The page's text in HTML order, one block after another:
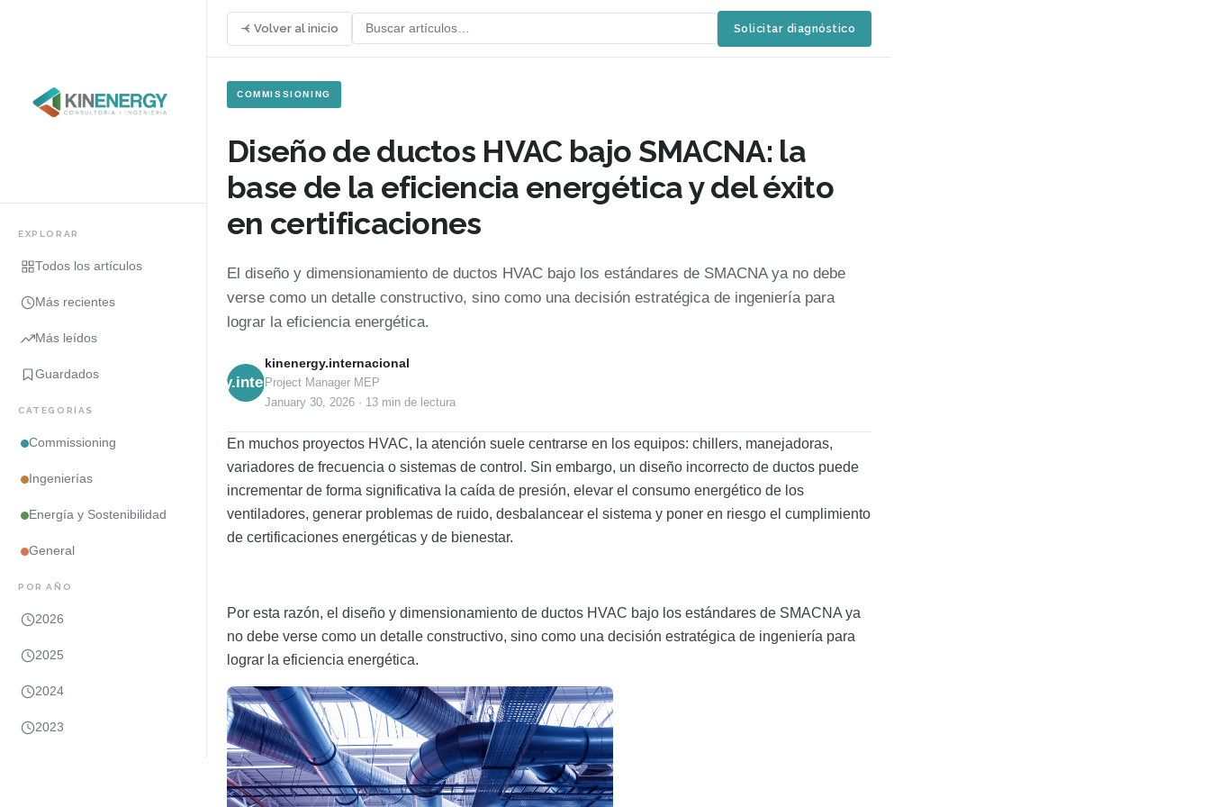
EXPLORAR
Todos los artículos
Más recientes
Más leídos
Guardados
CATEGORÍAS
Commissioning
Ingenierías
Energía y Sostenibilidad
General
POR AÑO
2026
2025
2024
2023
Volver al inicio Solicitar diagnóstico
COMMISSIONING
Diseño de ductos HVAC bajo SMACNA: la
base de la eficiencia energética y del éxito
en certificaciones
El diseño y dimensionamiento de ductos HVAC bajo los estándares de SMACNA ya no debe
verse como un detalle constructivo, sino como una decisión estratégica de ingeniería para
lograr la eficiencia energética.
kinenergy.internacional
kinenergy.internacional
Project Manager MEP
January 30, 2026 · 13 min de lectura
En muchos proyectos HVAC, la atención suele centrarse en los equipos: chillers, manejadoras,
variadores de frecuencia o sistemas de control. Sin embargo, un diseño incorrecto de ductos puede
incrementar de forma significativa la caída de presión, elevar el consumo energético de los
ventiladores, generar problemas de ruido, desbalancear el sistema y poner en riesgo el cumplimiento
de certificaciones energéticas y de bienestar.
Por esta razón, el diseño y dimensionamiento de ductos HVAC bajo los estándares de SMACNA ya
no debe verse como un detalle constructivo, sino como una decisión estratégica de ingeniería para
lograr la eficiencia energética.